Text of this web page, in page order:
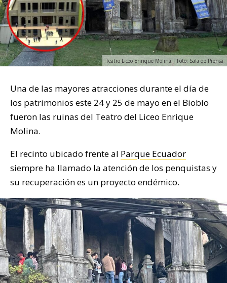
Teatro Liceo Enrique Molina | Foto: Sala de Prensa
Una de las mayores atracciones durante el día de
los patrimonios este 24 y 25 de mayo en el Biobío
fueron las ruinas del Teatro del Liceo Enrique
Molina.
El recinto ubicado frente al Parque Ecuador
siempre ha llamado la atención de los penquistas y
su recuperación es un proyecto endémico.